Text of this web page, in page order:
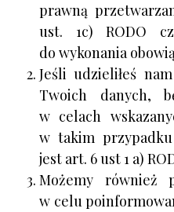
prawną
ust. 1c) RODO
do wykonania
Jeśli udzieliłeś
Twoich danych,
w celach
w takim
jest art. 6 ust 1 a)
Możemy również
w celu